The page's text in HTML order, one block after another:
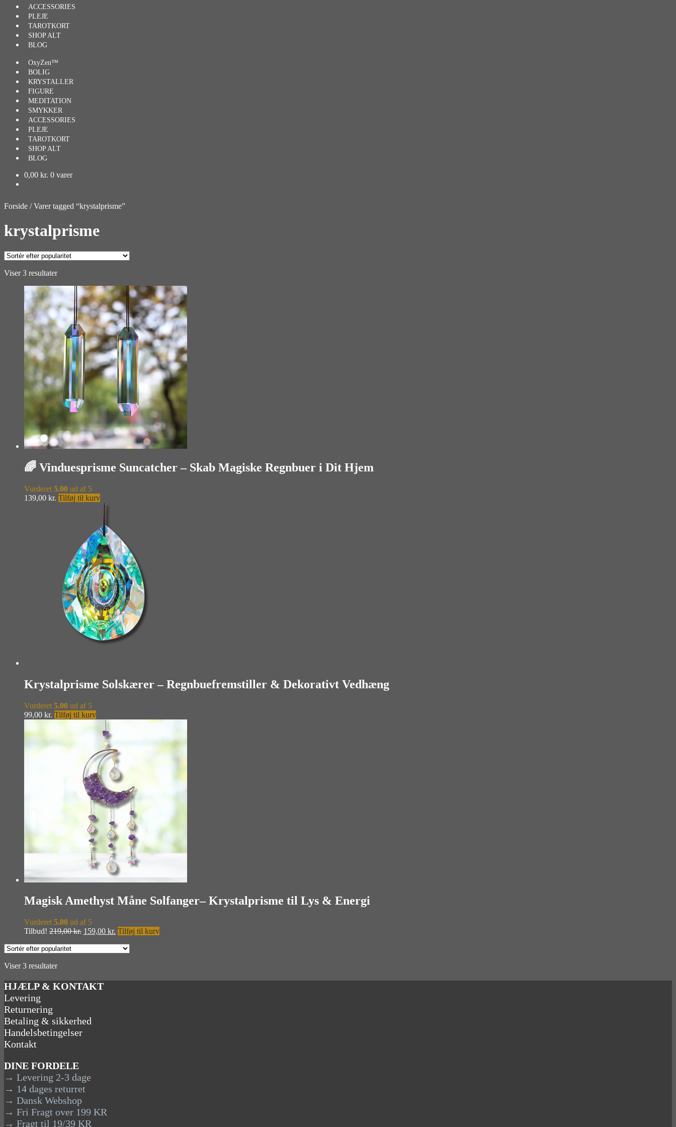
ACCESSORIES
PLEJE
TAROTKORT
SHOP ALT
BLOG
OxyZen™
BOLIG
KRYSTALLER
FIGURE
MEDITATION
SMYKKER
ACCESSORIES
PLEJE
TAROTKORT
SHOP ALT
BLOG
0,00 kr. 0 varer
Forside /Varer tagged “krystalprisme”
krystalprisme
Viser 3 resultaterSorteret
popularitet
🌈 Vinduesprisme Suncatcher – Skab Magiske Regnbuer i Dit Hjem
Vurderet 5.00 ud af 5
139,00 kr. Tilføj til kurv
Krystalprisme Solskærer – Regnbuefremstiller & Dekorativt Vedhæng
Vurderet 5.00 ud af 5
99,00 kr. Tilføj til kurv
Magisk Amethyst Måne Solfanger– Krystalprisme til Lys & Energi
Vurderet 5.00 ud af 5
Tilbud! 219,00kr. Den
159,00 kr. Den
pris
Tilføj til kurv
Viser 3 resultaterSorteret
popularitet
HJÆLP & KONTAKT
Levering
Returnering
Betaling & sikkerhed
Handelsbetingelser
Kontakt
DINE FORDELE
→ Levering 2-3 dage
→ 14 dages returret
→ Dansk Webshop
→ Fri Fragt over 199 KR
→ Fragt til 19/39 KR